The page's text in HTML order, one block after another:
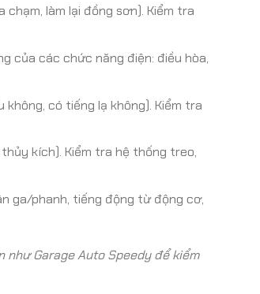
làm lại đồng sơn). Kiểm tra
của các chức năng điện: điều hòa,
có tiếng lạ không). Kiểm tra
kích). Kiểm tra hệ thống treo,
ga/phanh, tiếng động từ động cơ,
Garage Auto Speedy để kiểm